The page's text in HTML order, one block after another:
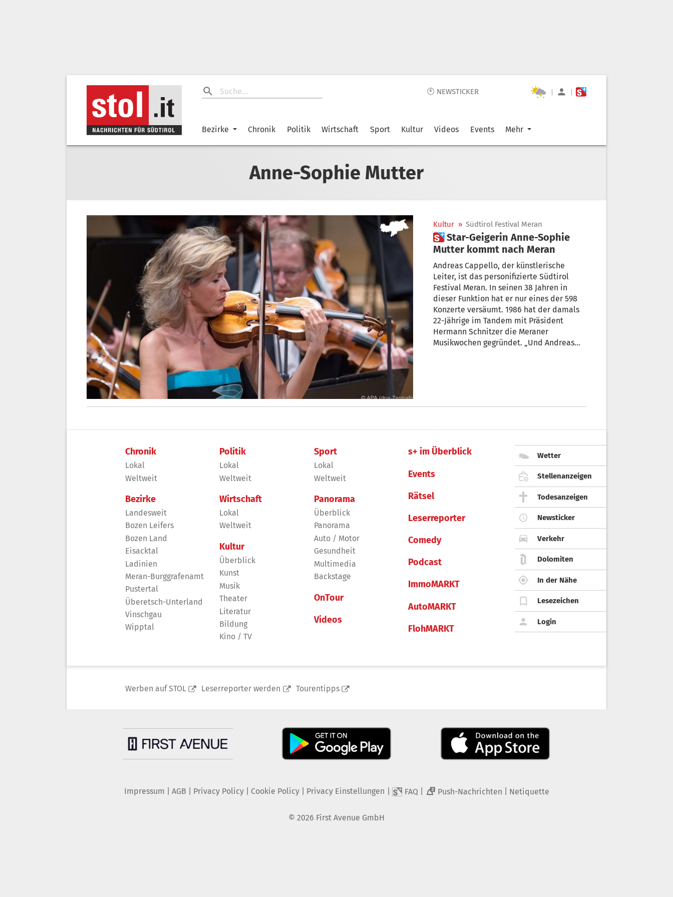
🕙 NEWSTICKER | |
Bezirke Chronik Politik Wirtschaft Sport Kultur Videos Events Mehr
Anne-Sophie Mutter
Kultur » Südtirol Festival Meran
 Star-Geigerin Anne-Sophie
Mutter kommt nach Meran
Andreas Cappello, der künstlerische
Leiter, ist das personifizierte Südtirol
Festival Meran. In seinen 38 Jahren in
dieser Funktion hat er nur eines der 598
Konzerte versäumt. 1986 hat der damals
22-Jährige im Tandem mit Präsident
Hermann Schnitzer die Meraner
Musikwochen gegründet. „Und Andreas
Chronik
Lokal
Weltweit
Bezirke
Landesweit
Bozen Leifers
Bozen Land
Eisacktal
Ladinien
Meran-Burggrafenamt
Pustertal
Überetsch-Unterland
Vinschgau
Wipptal
Politik
Lokal
Weltweit
Wirtschaft
Lokal
Weltweit
Kultur
Überblick
Kunst
Musik
Theater
Literatur
Bildung
Kino / TV
Sport
Lokal
Weltweit
Panorama
Überblick
Panorama
Auto / Motor
Gesundheit
Multimedia
Backstage
OnTour
Videos
s+ im Überblick
Events
Rätsel
Leserreporter
Comedy
Podcast
ImmoMARKT
AutoMARKT
FlohMARKT
Wetter
Stellenanzeigen
Todesanzeigen
Newsticker
Verkehr
Dolomiten
In der Nähe
Lesezeichen
Login
Werben auf STOL Leserreporter werden Tourentipps
Impressum AGB Privacy Policy| Cookie Policy| Privacy Einstellungen FAQ 2 Push-Nachrichten Netiquette
© 2026 First Avenue GmbH